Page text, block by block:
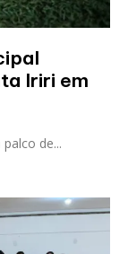
Iriri em
de...